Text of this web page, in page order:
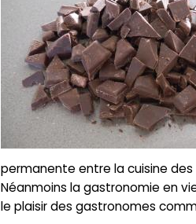
permanente entre la cuisine
Néanmoins la gastronomie en
le plaisir des gastronomes